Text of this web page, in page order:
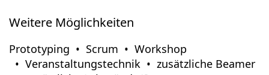
Weitere Möglichkeiten
Prototyping Scrum
Workshop
Veranstaltungstechnik
zusätzliche Beamer